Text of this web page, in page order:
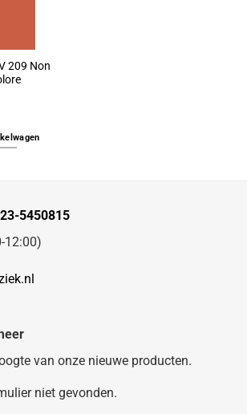
209 Non
5450815
12:00)
van onze nieuwe producten.
niet gevonden.